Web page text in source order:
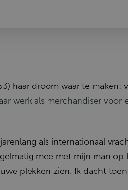
haar droom waar te maken:
werk als merchandiser voor
als internationaal
mee met mijn man op
plekken zien. Ik dacht